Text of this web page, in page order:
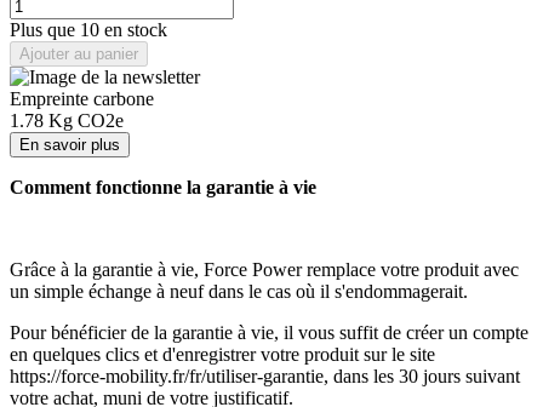
Plus que 10 en stock
Ajouter au panier
Empreinte carbone
1.78 Kg CO2e
En savoir plus
Comment fonctionne la garantie à vie
Grâce à la garantie à vie, Force Power remplace votre produit avec
un simple échange à neuf dans le cas où il s'endommagerait.
Pour bénéficier de la garantie à vie, il vous suffit de créer un compte
en quelques clics et d'enregistrer votre produit sur le site
https://force-mobility.fr/fr/utiliser-garantie, dans les 30 jours suivant
votre achat, muni de votre justificatif.